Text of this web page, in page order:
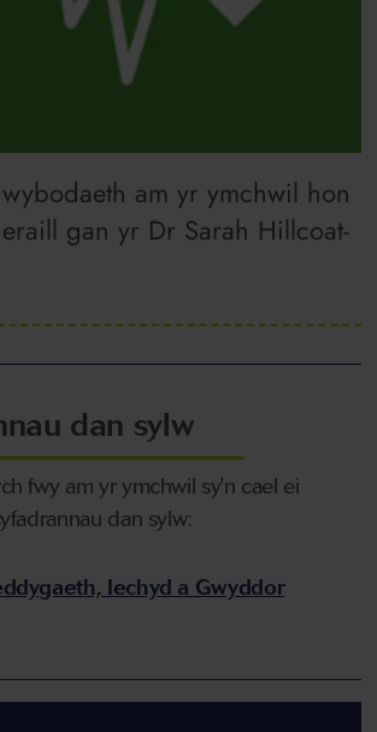
am yr ymchwil hon
gan yr Dr Sarah Hillcoat-
dan sylw
fwy am yr ymchwil sy'n cael ei
dan sylw:
Iechyd a Gwyddor